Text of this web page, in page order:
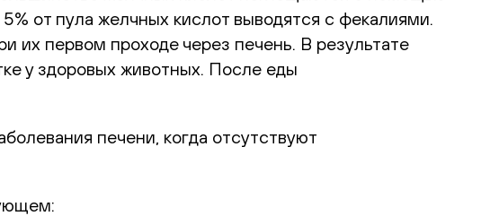
от пула желчных кислот выводятся с фекалиями.
их первом проходе через печень. В результате
у здоровых животных. После еды
печени, когда отсутствуют